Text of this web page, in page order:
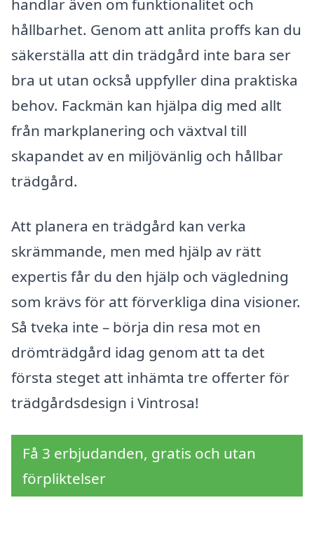
handlar även om funktionalitet och
hållbarhet. Genom att anlita proffs kan du
säkerställa att din trädgård inte bara ser
bra ut utan också uppfyller dina praktiska
behov. Fackmän kan hjälpa dig med allt
från markplanering och växtval till
skapandet av en miljövänlig och hållbar
trädgård.
Att planera en trädgård kan verka
skrämmande, men med hjälp av rätt
expertis får du den hjälp och vägledning
som krävs för att förverkliga dina visioner.
Så tveka inte – börja din resa mot en
drömträdgård idag genom att ta det
första steget att inhämta tre offerter för
trädgårdsdesign i Vintrosa!
Få 3 erbjudanden, gratis och utan
förpliktelser